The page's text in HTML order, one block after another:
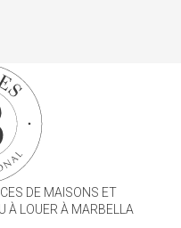
DE MAISONS ET
À LOUER À MARBELLA